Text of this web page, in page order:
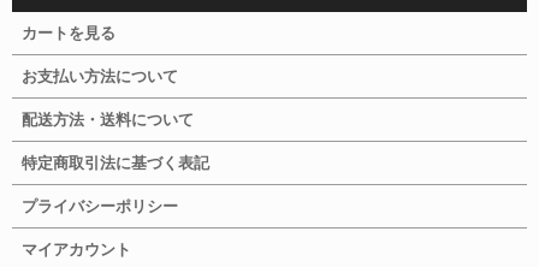
カートを見る
お支払い方法について
配送方法・送料について
特定商取引法に基づく表記
プライバシーポリシー
マイアカウント